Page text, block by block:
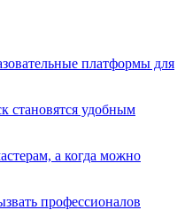
платформы для
становятся удобным
а когда можно
профессионалов